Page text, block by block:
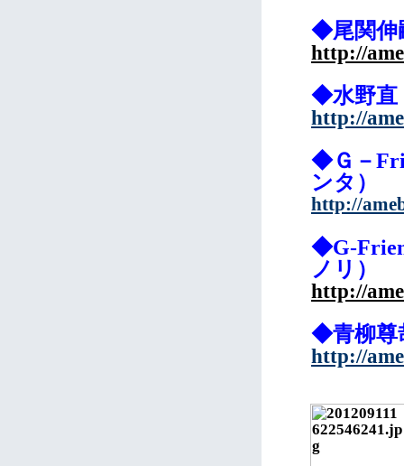
◆尾関伸
http://
◆水野直
http://
◆Ｇ－
ンタ）
http://
◆G-
ノリ）
http://
◆青柳尊
http://